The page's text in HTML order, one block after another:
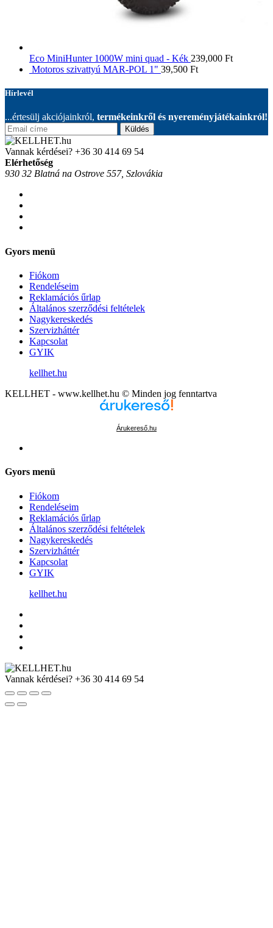
Eco MiniHunter 1000W mini quad - Kék 239,000 Ft
Motoros szivattyú MAR-POL 1" 39,500 Ft
Hírlevél
...értesülj akciójainkról, termékeinkről és nyereményjátékainkról!
Küldés
Vannak kérdései? +36 30 414 69 54
Elérhetőség
930 32 Blatná na Ostrove 557, Szlovákia
Gyors menü
Fiókom
Rendeléseim
Reklamációs űrlap
Általános szerződési feltételek
Nagykereskedés
Szervizháttér
Kapcsolat
GYIK
kellhet.hu
KELLHET - www.kellhet.hu © Minden jog fenntartva
Árukereső.hu
Gyors menü
Fiókom
Rendeléseim
Reklamációs űrlap
Általános szerződési feltételek
Nagykereskedés
Szervizháttér
Kapcsolat
GYIK
kellhet.hu
Vannak kérdései? +36 30 414 69 54